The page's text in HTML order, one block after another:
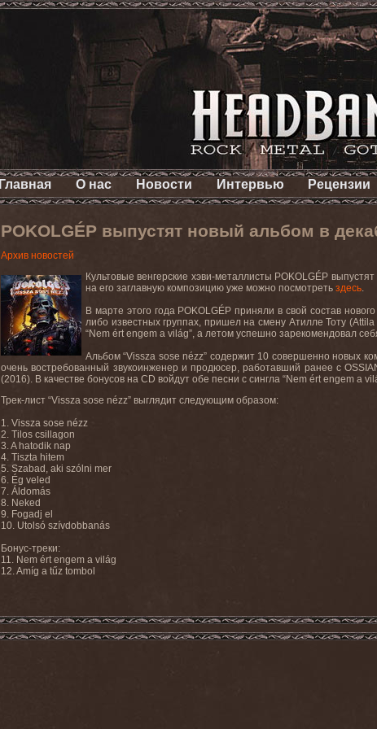
Главная О нас Новости Интервью Рецензии
POKOLGÉP выпустят новый альбом в
Архив новостей
Культовые венгерские хэви-металлисты POKOLGÉP
на его заглавную композицию уже можно посмотреть здесь.
В марте этого года POKOLGÉP приняли в свой состав
либо известных группах, пришел на смену Атилле Тоту
“Nem ért engem a világ”, а летом успешно зарекомендовал
Альбом “Vissza sose nézz” содержит 10 совершенно новых
очень востребованный звукоинженер и продюсер, работавший ранее с
(2016). В качестве бонусов на CD войдут обе песни с сингла “Nem ért engem a
Трек-лист “Vissza sose nézz” выглядит следующим образом:
1. Vissza sose nézz
2. Tilos csillagon
3. A hatodik nap
4. Tiszta hitem
5. Szabad, aki szólni mer
6. Ég veled
7. Áldomás
8. Neked
9. Fogadj el
10. Utolsó szívdobbanás
Бонус-треки:
11. Nem ért engem a világ
12. Amíg a tűz tombol